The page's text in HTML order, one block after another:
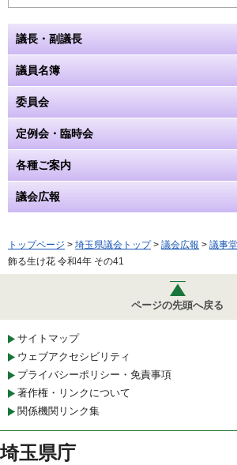
議長・副議長
議員名簿
委員会
定例会・臨時会
各種ご案内
議会広報
トップページ > 埼玉県議会トップ> 議会広報 > 議事
飾る生け花 令和4年 その41
ページの先頭へ戻る
サイトマップ
ウェブアクセシビリティ
プライバシーポリシー・免責事項
著作権・リンクについて
関係機関リンク集
埼玉県庁